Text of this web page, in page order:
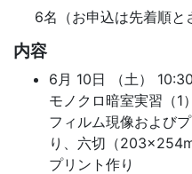
6名（お申込は先着順
内容
6月 10日 （土）
モノクロ暗室実習（1）
フィルム現像および
り、六切（
プリント作り